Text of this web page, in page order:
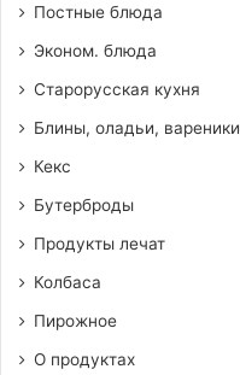
Постные блюда
Эконом. блюда
Старорусская кухня
Блины, оладьи, вареники
Кекс
Бутерброды
Продукты лечат
Колбаса
Пирожное
О продуктах